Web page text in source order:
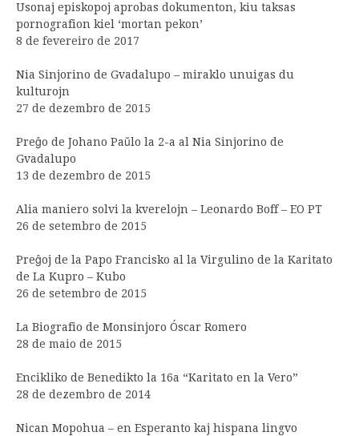
Usonaj episkopoj aprobas dokumenton, kiu taksas
pornografion kiel ‘mortan pekon’
8 de fevereiro de 2017
Nia Sinjorino de Gvadalupo – miraklo unuigas du
kulturojn
27 de dezembro de 2015
Preĝo de Johano Paŭlo la 2-a al Nia Sinjorino de
Gvadalupo
13 de dezembro de 2015
Alia maniero solvi la kverelojn – Leonardo Boff – EO PT
26 de setembro de 2015
Preĝoj de la Papo Francisko al la Virgulino de la Karitato
de La Kupro – Kubo
26 de setembro de 2015
La Biografio de Monsinjoro Óscar Romero
28 de maio de 2015
Encikliko de Benedikto la 16a “Karitato en la Vero”
28 de dezembro de 2014
Nican Mopohua – en Esperanto kaj hispana lingvo